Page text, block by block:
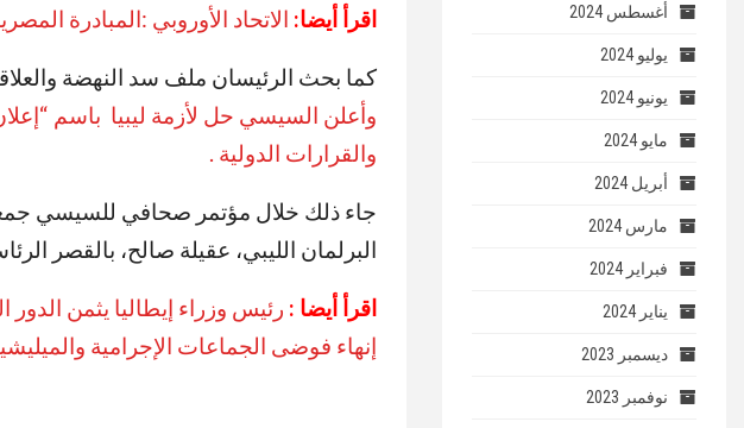
اقرأ أيضا: الاتحاد الأوروبي :المبادرة
كما بحث الرئيسان ملف سد النهضة
وأعلن السيسي حل لأزمة ليبيا باسم
والقرارات الدولية .
جاء ذلك خلال مؤتمر صحافي للسيسي
البرلمان الليبي، عقيلة صالح، بالقصر
اقرأ أيضا : رئيس وزراء إيطاليا يثمن
إنهاء فوضى الجماعات الإجرامية
أغسطس 2024
يوليو 2024
يونيو 2024
مايو 2024
أبريل 2024
مارس 2024
فبراير 2024
يناير 2024
ديسمبر 2023
نوفمبر 2023